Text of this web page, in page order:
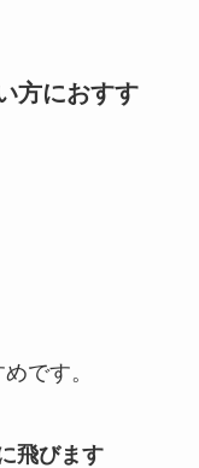
方におすす
です。
飛びます